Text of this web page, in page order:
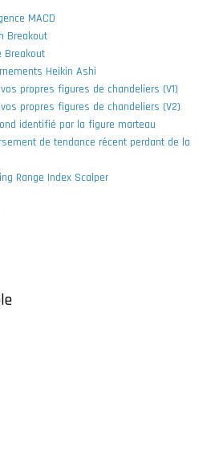
MACD
Breakout
Breakout
Heikin Ashi
propres figures de chandeliers (V1)
propres figures de chandeliers (V2)
identifié par la figure marteau
de tendance récent perdant de la
Range Index Scalper